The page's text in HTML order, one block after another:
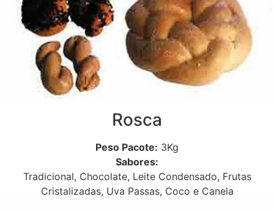
Rosca
Peso Pacote: 3Kg
Sabores:
Tradicional, Chocolate, Leite Condensado, Frutas
Cristalizadas, Uva Passas, Coco e Canela